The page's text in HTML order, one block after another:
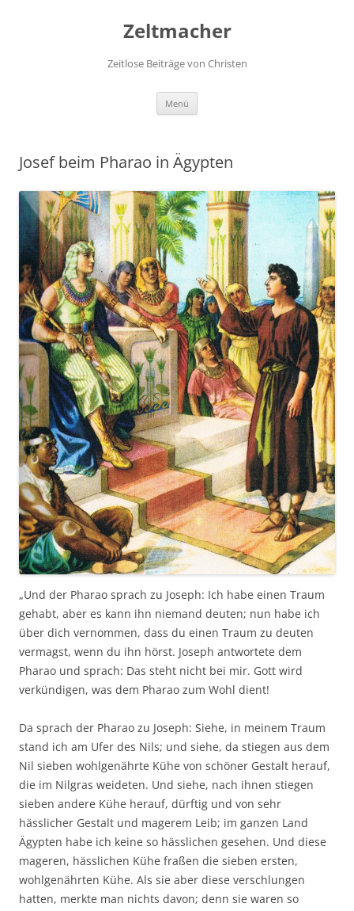
Zeltmacher
Zeitlose Beiträge von Christen
Menü
Josef beim Pharao in Ägypten
„Und der Pharao sprach zu Joseph: Ich habe einen Traum
gehabt, aber es kann ihn niemand deuten; nun habe ich
über dich vernommen, dass du einen Traum zu deuten
vermagst, wenn du ihn hörst. Joseph antwortete dem
Pharao und sprach: Das steht nicht bei mir. Gott wird
verkündigen, was dem Pharao zum Wohl dient!
Da sprach der Pharao zu Joseph: Siehe, in meinem Traum
stand ich am Ufer des Nils; und siehe, da stiegen aus dem
Nil sieben wohlgenährte Kühe von schöner Gestalt herauf,
die im Nilgras weideten. Und siehe, nach ihnen stiegen
sieben andere Kühe herauf, dürftig und von sehr
hässlicher Gestalt und magerem Leib; im ganzen Land
Ägypten habe ich keine so hässlichen gesehen. Und diese
mageren, hässlichen Kühe fraßen die sieben ersten,
wohlgenährten Kühe. Als sie aber diese verschlungen
hatten, merkte man nichts davon; denn sie waren so